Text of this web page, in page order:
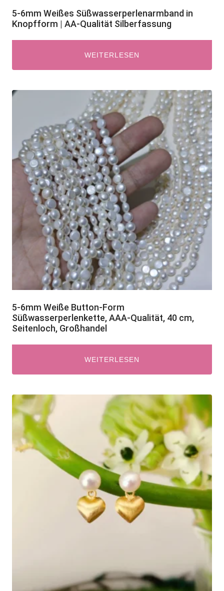
5-6mm Weißes Süßwasserperlenarmband in
Knopfform | AA-Qualität Silberfassung
WEITERLESEN
5-6mm Weiße Button-Form
Süßwasserperlenkette, AAA-Qualität, 40 cm,
Seitenloch, Großhandel
WEITERLESEN